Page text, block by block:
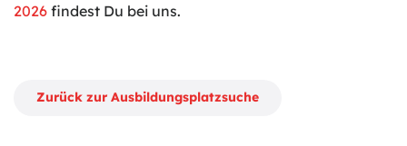
2026 findest Du bei uns.
Zurück zur Ausbildungsplatzsuche